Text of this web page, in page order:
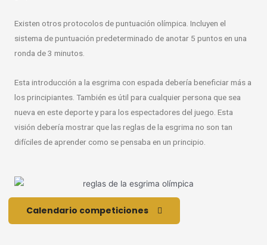
Existen otros protocolos de puntuación olímpica. Incluyen el
sistema de puntuación predeterminado de anotar 5 puntos en una
ronda de 3 minutos.
Esta introducción a la esgrima con espada debería beneficiar más a
los principiantes. También es útil para cualquier persona que sea
nueva en este deporte y para los espectadores del juego. Esta
visión debería mostrar que las reglas de la esgrima no son tan
difíciles de aprender como se pensaba en un principio.
Calendario competiciones